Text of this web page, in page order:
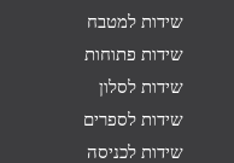
שידות למטבח
שידות פתוחות
שידות לסלון
שידות לספרים
שידות לכניסה